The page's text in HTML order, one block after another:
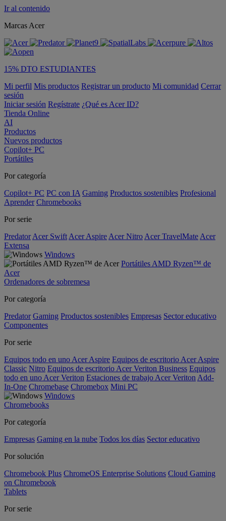
Ir al contenido
Marcas Acer
15% DTO ESTUDIANTES
Mi perfil Mis productos Registrar un producto Mi comunidad Cerrar
sesión
Iniciar sesión Regístrate ¿Qué es Acer ID?
Tienda Online
AI
Productos
Nuevos productos
Copilot+ PC
Portátiles
Por categoría
Copilot+ PC PC con IA Gaming Productos sostenibles Profesional
Aprender Chromebooks
Por serie
Predator Acer Swift Acer Aspire Acer Nitro Acer TravelMate Acer
Extensa
Windows
Portátiles AMD Ryzen™ de
Acer
Ordenadores de sobremesa
Por categoría
Predator Gaming Productos sostenibles Empresas Sector educativo
Componentes
Por serie
Equipos todo en uno Acer Aspire Equipos de escritorio Acer Aspire
Classic Nitro Equipos de escritorio Acer Veriton Business Equipos
todo en uno Acer Veriton Estaciones de trabajo Acer Veriton Add-
In-One Chromebase Chromebox Mini PC
Windows
Chromebooks
Por categoría
Empresas Gaming en la nube Todos los días Sector educativo
Por solución
Chromebook Plus ChromeOS Enterprise Solutions Cloud Gaming
on Chromebook
Tablets
Por serie